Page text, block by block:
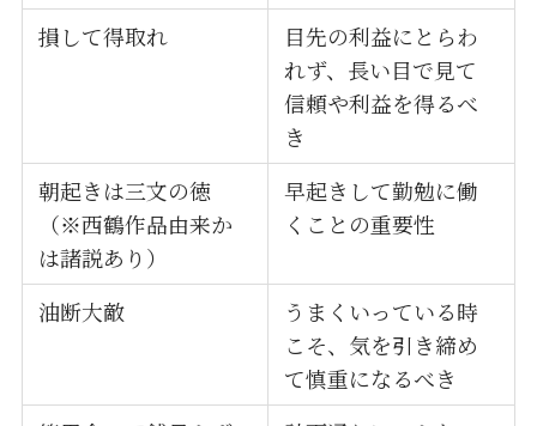
損して得取れ
目先の利益にとらわ
れず、長い目で見て
信頼や利益を得るべ
き
朝起きは三文の徳
（※西鶴作品由来か
は諸説あり）
早起きして勤勉に働
くことの重要性
油断大敵
うまくいっている時
こそ、気を引き締め
て慎重になるべき